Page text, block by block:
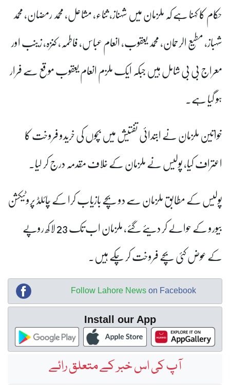
حکام کا کہنا ہے کہ ملزمان میں شہناز، ثناء، مشاعل، محمد رمضان، محمد
شہباز، مطیع الرحمان، محمد یعقوب، انعام عباس، فاطمہ، کنزہ، زینب اور
معراج بی بی شامل ہیں جبکہ ایک ملزم انعام یعقوب موقع سے فرار
ہو گیا ہے۔
خواتین ملزمان نے ابتدائی تفتیش میں بچوں کی خریدو فروخت کا
اعتراف کیا، پولیس نے ملزمان کے خلاف مقدمہ درج کر لیا۔
پولیس کے مطابق ملزمان سے دو بچے بازیاب کرا کے چائلڈ پروٹیکشن
بیورو کے حوالے کر دیئے گئے، ملزمان اب تک 23 لاکھ روپے
کے عوض کئی بچے فروخت کر چکے ہیں۔
Follow Lahore News on Facebook
Install our App
آپ کی اس خبر کے متعلق رائے